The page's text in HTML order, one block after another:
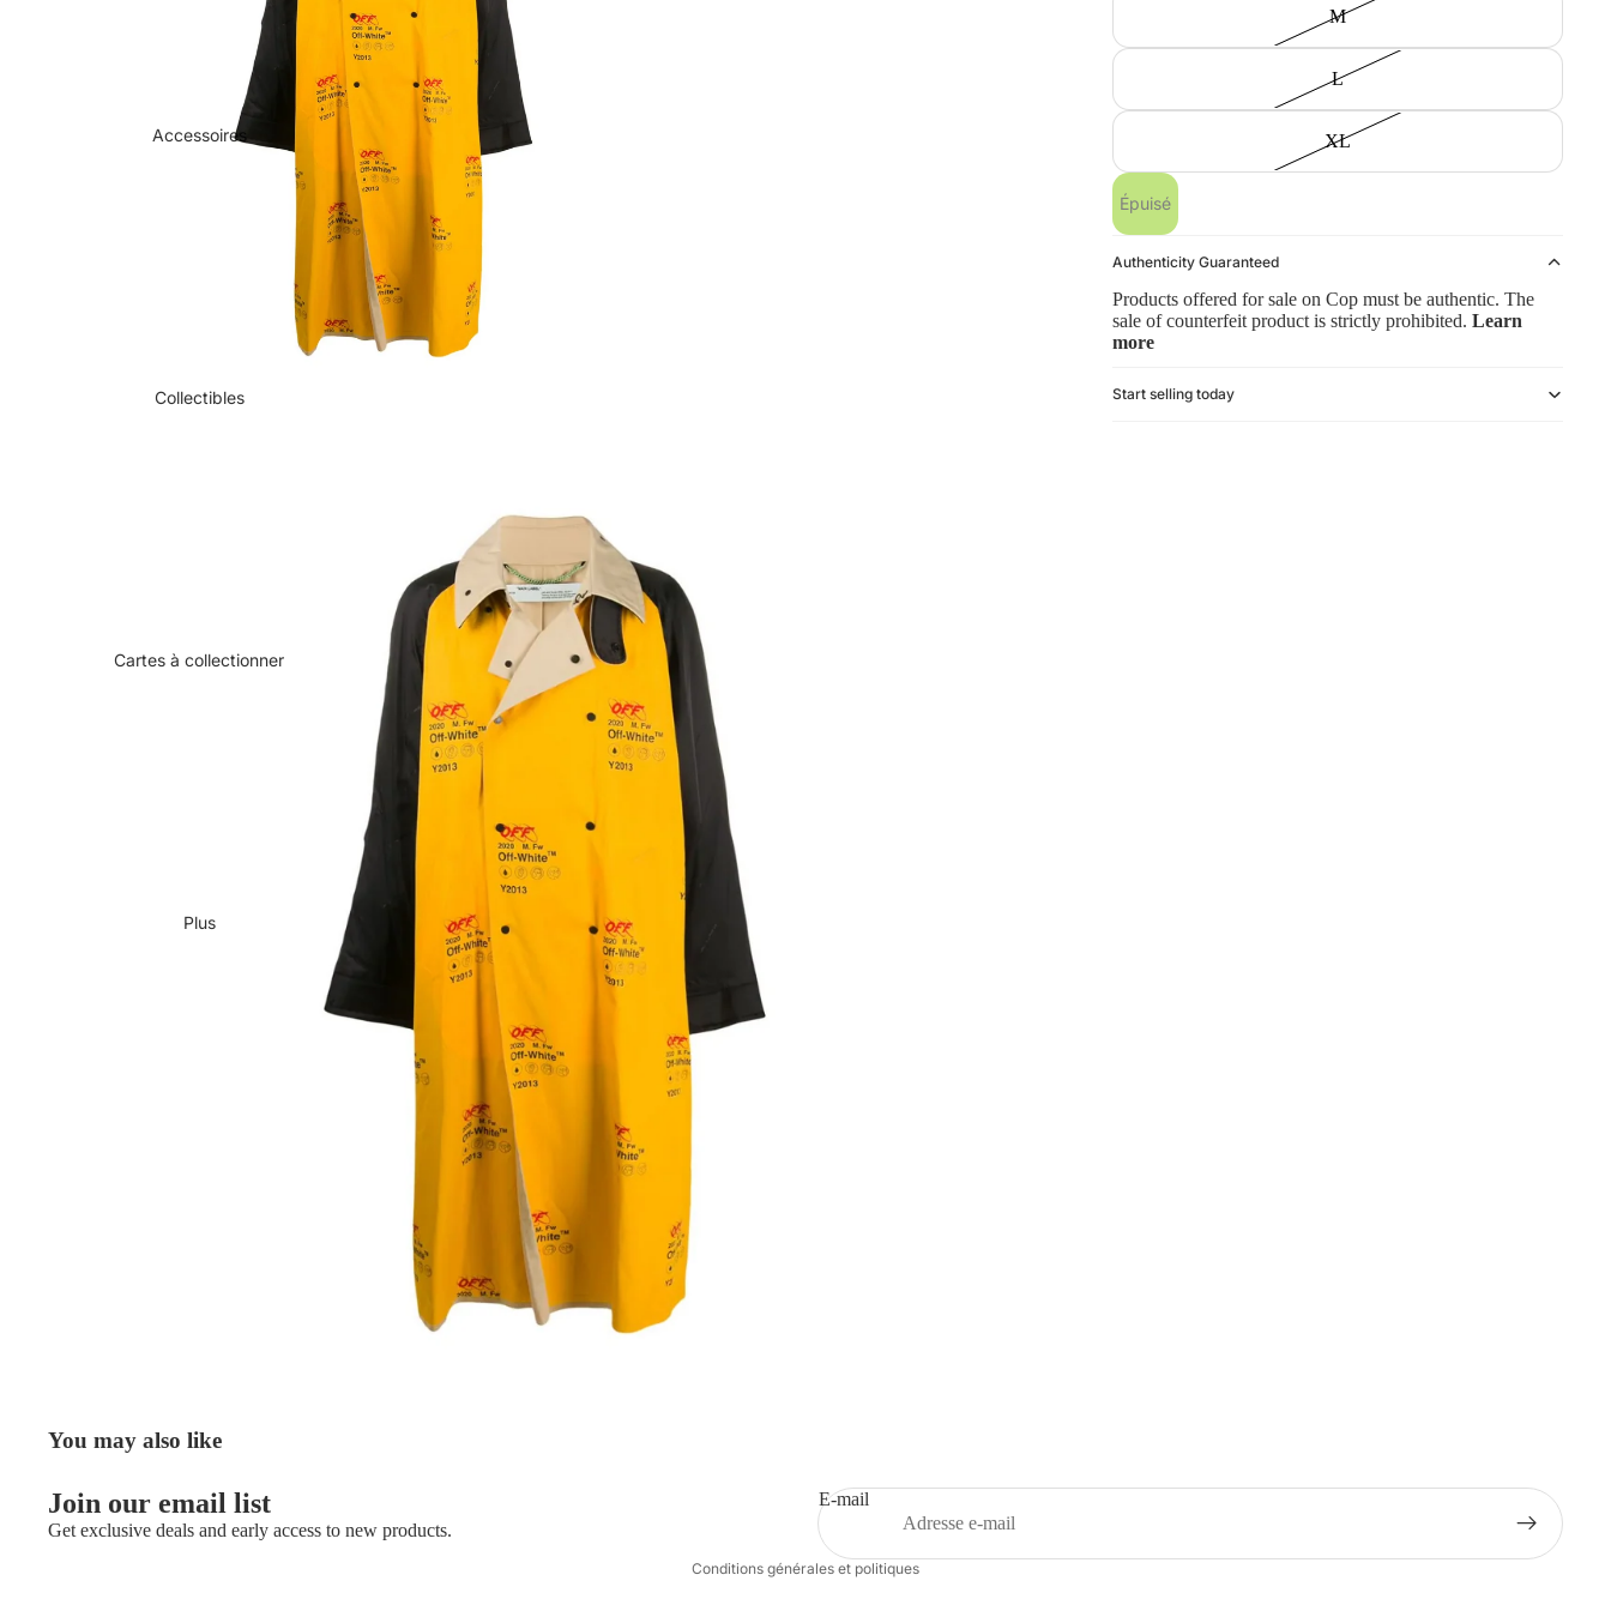
Accessoires
Collectibles
Cartes à collectionner
Plus
M
L
XL
Épuisé
Authenticity Guaranteed
Products offered for sale on Cop must be authentic. The
sale of counterfeit product is strictly prohibited. Learn
more
Start selling today
You may also like
Join our email list
Get exclusive deals and early access to new products.
E-mail
Conditions générales et politiques
Politique d’expédition